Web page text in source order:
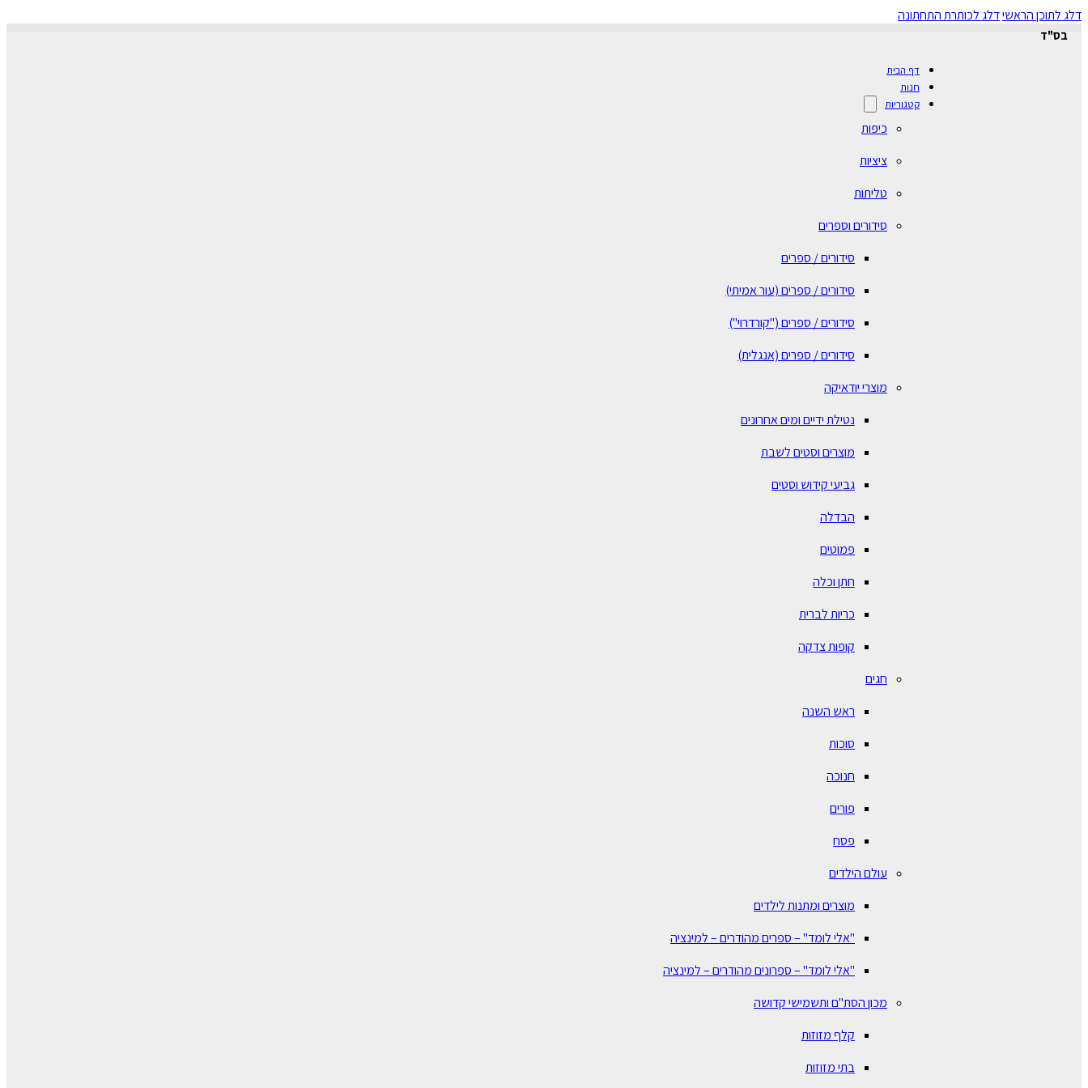
דלג לתוכן הראשידלג לכותרת התחתונה
בס"ד
דף הבית
חנות
קטגוריות
כיפות
ציציות
טליתות
סידורים וספרים
סידורים / ספרים
⁠סידורים / ספרים (עור אמיתי)
סידורים / ספרים ("קורדרוי")
סידורים / ספרים (אנגלית)
מוצרי יודאיקה
נטילת ידיים ומים אחרונים
מוצרים וסטים לשבת
גביעי קידוש וסטים
הבדלה
פמוטים
חתן וכלה
כריות לברית
קופות צדקה
חגים
ראש השנה
סוכות
חנוכה
פורים
פסח
עולם הילדים
מוצרים ומתנות לילדים
"אלי לומד" – ספרים מהודרים – למינציה
"אלי לומד" – ספרונים מהודרים – למינציה
מכון הסת"ם ותשמישי קדושה
קלף מזוזות
בתי מזוזות